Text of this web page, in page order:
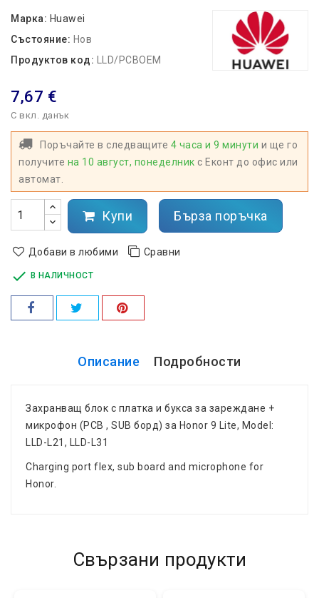
Марка: Huawei
Състояние: Нов
Продуктов код:
LLD/PCBOEM
7,67 €
С вкл. данък
Поръчайте в следващите 4 часа и 9 минути и ще го
получите на 10 август, понеделник с Еконт до офис или
автомат.
Купи Бърза поръчка
Добави в любими Сравни
 В НАЛИЧНОСТ
Описание Подробности
Захранващ блок с платка и букса за зареждане +
микрофон (PCB , SUB борд) за Honor 9 Lite, Model:
LLD-L21, LLD-L31
Charging port flex, sub board and microphone for
Honor.
Свързани продукти